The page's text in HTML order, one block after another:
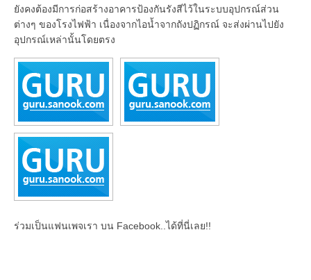
ยังคงต้องมีการก่อสร้างอาคารป้องกันรังสีไว้ในระบบอุปกรณ์ส่วน
ต่างๆ ของโรงไฟฟ้า เนื่องจากไอน้ำจากถังปฏิกรณ์ จะส่งผ่านไปยัง
อุปกรณ์เหล่านั้นโดยตรง
ร่วมเป็นแฟนเพจเรา บน Facebook..ได้ที่นี่เลย!!